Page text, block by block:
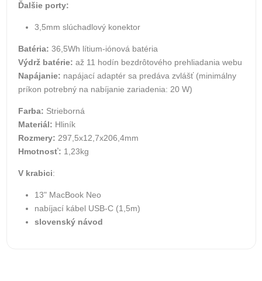
Ďalšie porty:
3,5mm slúchadlový konektor
Batéria: 36,5Wh lítium-iónová batéria
Výdrž batérie: až 11 hodín bezdrôtového prehliadania webu
Napájanie: napájací adaptér sa predáva zvlášť (minimálny
príkon potrebný na nabíjanie zariadenia: 20 W)
Farba: Strieborná
Materiál: Hliník
Rozmery: 297,5x12,7x206,4mm
Hmotnosť: 1,23kg
V krabici:
13" MacBook Neo
nabíjací kábel USB-C (1,5m)
slovenský návod